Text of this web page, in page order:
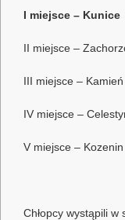
I miejsce –
II miejsce –
III miejsce –
IV miejsce –
V miejsce – Kozenin
Chłopcy wystąpili w